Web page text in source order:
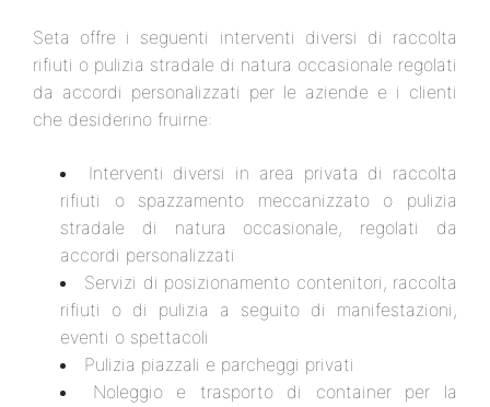
Seta offre i seguenti interventi diversi di raccolta
rifiuti o pulizia stradale di natura occasionale regolati
da accordi personalizzati per le aziende e i clienti
che desiderino fruirne:
Interventi diversi in area privata di raccolta
rifiuti o spazzamento meccanizzato o pulizia
stradale di natura occasionale, regolati da
accordi personalizzati
Servizi di posizionamento contenitori, raccolta
rifiuti o di pulizia a seguito di manifestazioni,
eventi o spettacoli
Pulizia piazzali e parcheggi privati
Noleggio e trasporto di container per la